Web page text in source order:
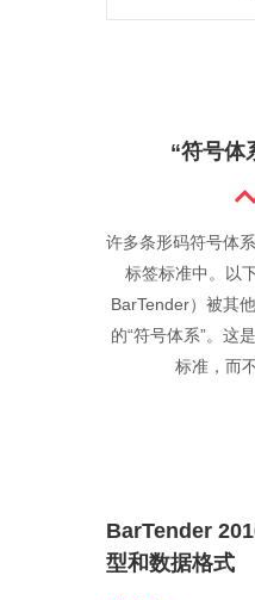
“符号体
许多条形码符号体
标签标准中。以
BarTender）被其
的“符号体系”。这
标准，而
BarTender
型和数据格式